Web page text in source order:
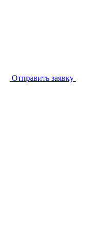
Отправить заявку